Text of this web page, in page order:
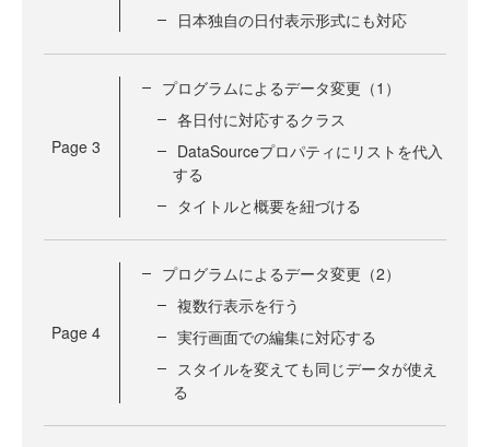
日本独自の日付表示形式にも対応
Page 3
プログラムによるデータ変更（1）
各日付に対応するクラス
DataSourceプロパティにリストを代入
する
タイトルと概要を紐づける
Page 4
プログラムによるデータ変更（2）
複数行表示を行う
実行画面での編集に対応する
スタイルを変えても同じデータが使え
る